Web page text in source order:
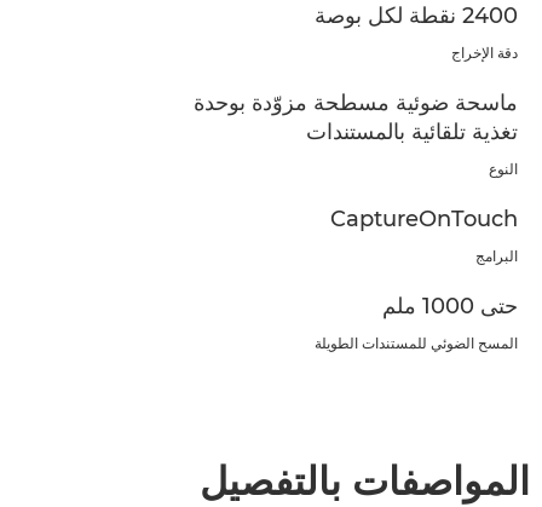
2400 نقطة لكل بوصة
دقة الإخراج
ماسحة ضوئية مسطحة مزوّدة بوحدة
تغذية تلقائية بالمستندات
النوع
CaptureOnTouch
البرامج
حتى 1000 ملم
المسح الضوئي للمستندات الطويلة
المواصفات بالتفصيل